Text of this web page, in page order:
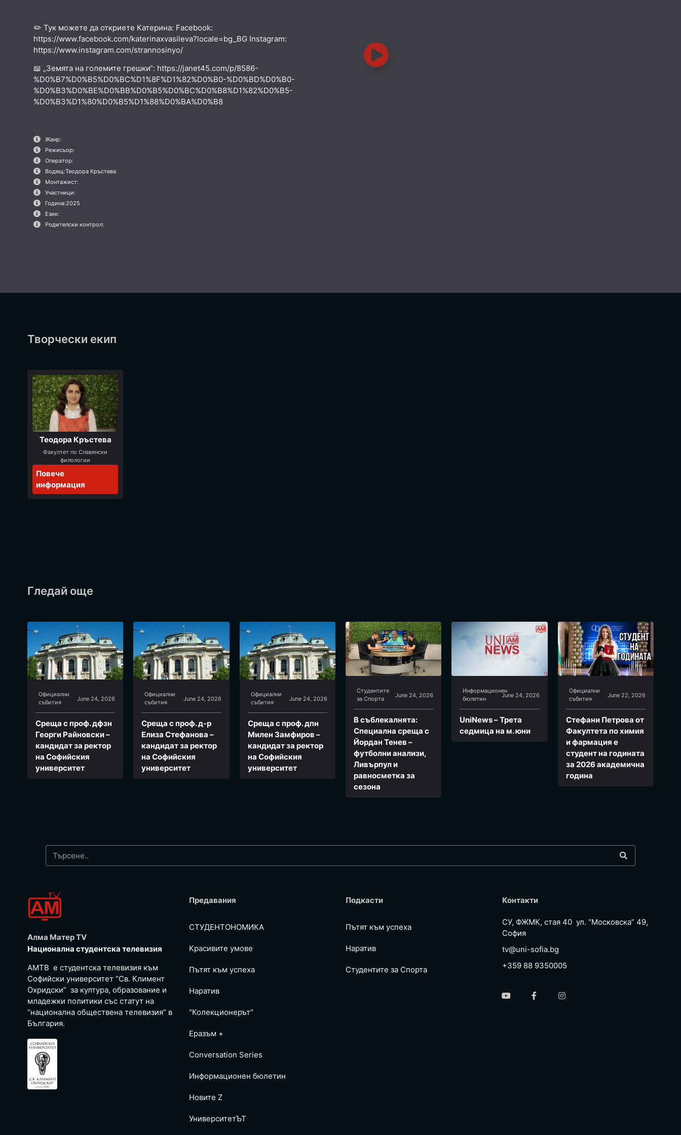
✏️ Тук можете да откриете Катерина: Facebook:
https://www.facebook.com/katerinaxvasileva?locale=bg_BG Instagram:
https://www.instagram.com/strannosinyo/
📖 „Земята на големите грешки“: https://janet45.com/p/8586-
%D0%B7%D0%B5%D0%BC%D1%8F%D1%82%D0%B0-%D0%BD%D0%B0-
%D0%B3%D0%BE%D0%BB%D0%B5%D0%BC%D0%B8%D1%82%D0%B5-
%D0%B3%D1%80%D0%B5%D1%88%D0%BA%D0%B8
Жанр:
Режисьор:
Оператор:
Водещ:Теодора Кръстева
Монтажист:
Участници:
Година:2025
Език:
Родителски контрол:
Творчески екип
Теодора Кръстева
Факултет по Славянски
филологии
Повече
информация
Гледай още
Официални
събития
June 24, 2026
Среща с проф. дфзн
Георги Райновски –
кандидат за ректор
на Софийския
университет
Официални
събития
June 24, 2026
Среща с проф. д-р
Елиза Стефанова –
кандидат за ректор
на Софийския
университет
Официални
събития
June 24, 2026
Среща с проф. дпн
Милен Замфиров –
кандидат за ректор
на Софийския
университет
Студентите
за Спортa
June 24, 2026
В съблекалнята:
Специална среща с
Йордан Тенев –
футболни анализи,
Ливърпул и
равносметка за
сезона
Информационен
бюлетин
June 24, 2026
UniNews – Трета
седмица на м. юни
Официални
събития
June 22, 2026
Стефани Петрова от
Факултета по химия
и фармация e
студент на годината
за 2026 академична
година
Алма Матер TV
Национална студентска телевизия
АМТВ е студентска телевизия към
Софийски университет “Св. Климент
Охридски” за култура, образование и
младежки политики със статут на
“национална обществена телевизия” в
България.
Предавания
СТУДЕНТОНОМИКА
Красивите умове
Пътят към успеха
Наратив
"Колекционерът"
Еразъм +
Conversation Series
Информационен бюлетин
Новите Z
УниверситетЪТ
Подкасти
Пътят към успеха
Наратив
Студентите за Спортa
Контакти
СУ, ФЖМК, стая 40 ул. “Московска” 49,
София
tv@uni-sofia.bg
+359 88 9350005